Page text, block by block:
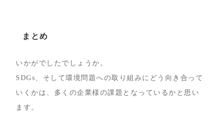
まとめ
いかがでしたでしょうか。
SDGs、そして環境問題への取り組みにどう向き合って
いくかは、多くの企業様の課題となっているかと思い
ます。